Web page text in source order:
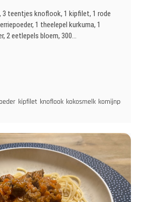
3 teentjes knoflook, 1 kipfilet, 1 rode
1 theelepel kurkuma, 1
2 eetlepels bloem, 300…
kipfilet knoflook kokosmelk komijnpoeder